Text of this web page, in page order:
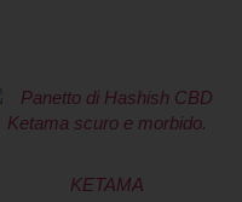
KETAMA